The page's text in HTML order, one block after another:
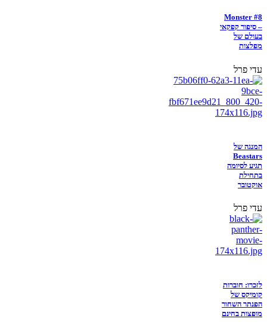
Monster #8
– סיפור קפקאי
בעולם של
מפלצות
עדי פרל
המנגה של
Beastars
תגיע לסיומה
בתחילת
אוקטובר
עדי פרל
לזכרו: חוברות
קומיקס של
הפנתר השחור
מופצות בחינם